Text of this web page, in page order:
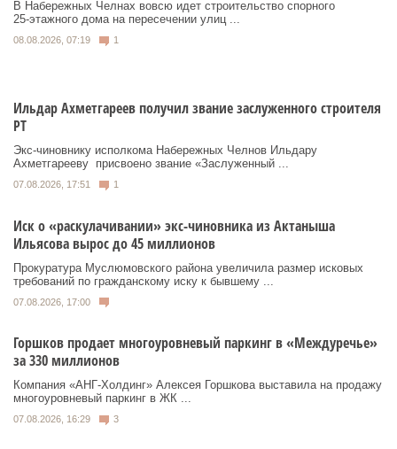
В Набережных Челнах вовсю идет строительство спорного
25‑этажного дома на пересечении улиц ...
08.08.2026, 07:19 1
Ильдар Ахметгареев получил звание заслуженного строителя
РТ
Экс‑чиновнику исполкома Набережных Челнов Ильдару
Ахметгарееву присвоено звание «Заслуженный ...
07.08.2026, 17:51 1
Иск о «раскулачивании» экс-чиновника из Актаныша
Ильясова вырос до 45 миллионов
Прокуратура Муслюмовского района увеличила размер исковых
требований по гражданскому иску к бывшему ...
07.08.2026, 17:00
Горшков продает многоуровневый паркинг в «Междуречье»
за 330 миллионов
Компания «АНГ-Холдинг» Алексея Горшкова выставила на продажу
многоуровневый паркинг в ЖК ...
07.08.2026, 16:29 3